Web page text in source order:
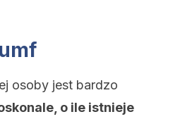
osoby jest bardzo
o ile istnieje